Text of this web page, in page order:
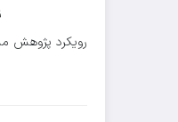
رویکرد پژوهش